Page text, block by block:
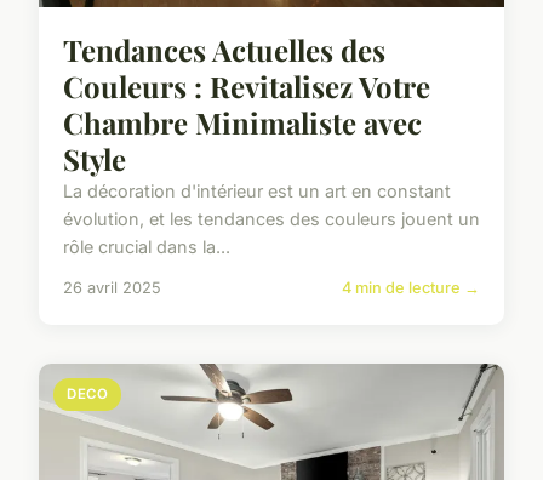
Tendances Actuelles des
Couleurs : Revitalisez Votre
Chambre Minimaliste avec
Style
La décoration d'intérieur est un art en constant
évolution, et les tendances des couleurs jouent un
rôle crucial dans la...
26 avril 2025 4 min de lecture →
DECO